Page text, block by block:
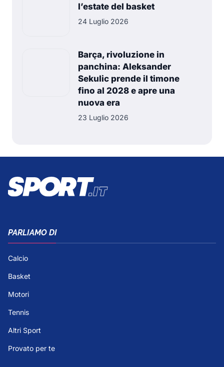
l’estate del basket
24 Luglio 2026
Barça, rivoluzione in
panchina: Aleksander
Sekulic prende il timone
fino al 2028 e apre una
nuova era
23 Luglio 2026
PARLIAMO DI
Calcio
Basket
Motori
Tennis
Altri Sport
Provato per te